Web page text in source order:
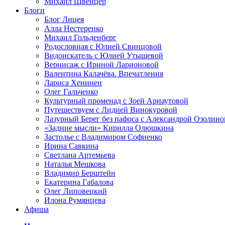
Блоги
Блог Лицея
Алла Нестеренко
Михаил Гольденберг
Родословная с Юлией Свинцовой
Видоискатель с Юлией Утышевой
Вернисаж с Ириной Ларионовой
Валентина Калачёва. Впечатления
Лариса Хенинен
Олег Гальченко
Культурный променад с Зоей Арнаутовой
Путешествуем с Лидией Винокуровой
Лазурный Берег без пафоса с Александрой
«Задние мысли» Кирилла Олюшкина
Застолье с Владимиром Софиенко
Ирина Савкина
Светлана Артемьева
Наталья Мешкова
Владимир Берштейн
Екатерина Габалова
Олег Липовецкий
Илона Румянцева
Афиша